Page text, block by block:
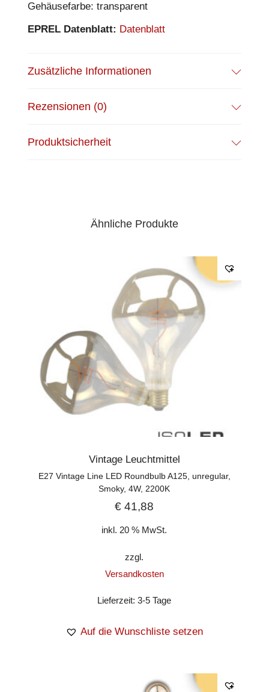
Gehäusefarbe: transparent
EPREL Datenblatt: Datenblatt
Zusätzliche Informationen
Rezensionen (0)
Produktsicherheit
Ähnliche Produkte
Vintage Leuchtmittel
E27 Vintage Line LED Roundbulb A125, unregular,
Smoky, 4W, 2200K
€ 41,88
inkl. 20 % MwSt.
zzgl.
Versandkosten
Lieferzeit:3-5 Tage
Auf die Wunschliste setzen